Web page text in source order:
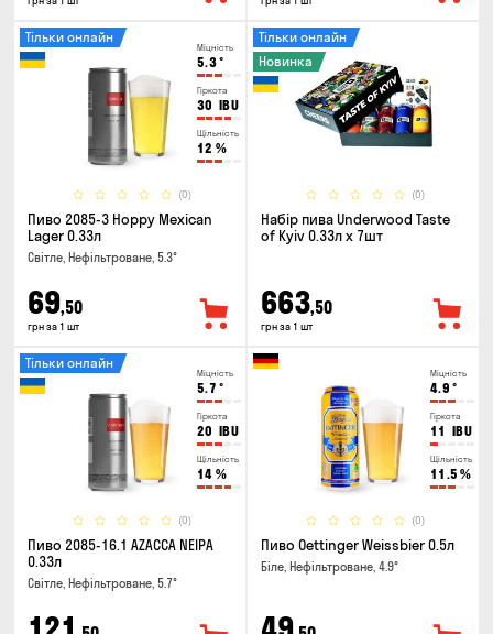
Міцність
5.3°
Гіркота
30 IBU
Щільність
12 %
(0)
Тільки онлайн
Пиво 2085-3 Hoppy Mexican
Lager 0.33л
Світле, Нефільтроване, 5.3°
69,50
грн за 1 шт
(0)
Тільки онлайн
Новинка
Набір пива Underwood Taste
of Kyiv 0.33л x 7шт
663,50
грн за 1 шт
Міцність
5.7 °
Гіркота
20 IBU
Щільність
14 %
(0)
Тільки онлайн
Пиво 2085-16.1 AZACCA NEIPA
0.33л
Світле, Нефільтроване, 5.7°
Міцність
4.9 °
Гіркота
11 IBU
Щільність
11.5 %
(0)
Пиво Oettinger Weissbier 0.5л
Біле, Нефільтроване, 4.9°